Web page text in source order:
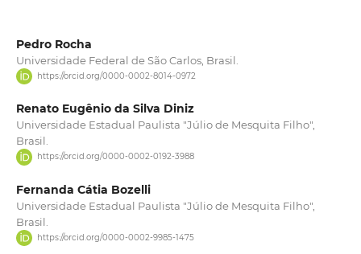
Pedro Rocha
Universidade Federal de São Carlos, Brasil.
https://orcid.org/0000-0002-8014-0972
Renato Eugênio da Silva Diniz
Universidade Estadual Paulista "Júlio de Mesquita Filho",
Brasil.
https://orcid.org/0000-0002-0192-3988
Fernanda Cátia Bozelli
Universidade Estadual Paulista "Júlio de Mesquita Filho",
Brasil.
https://orcid.org/0000-0002-9985-1475